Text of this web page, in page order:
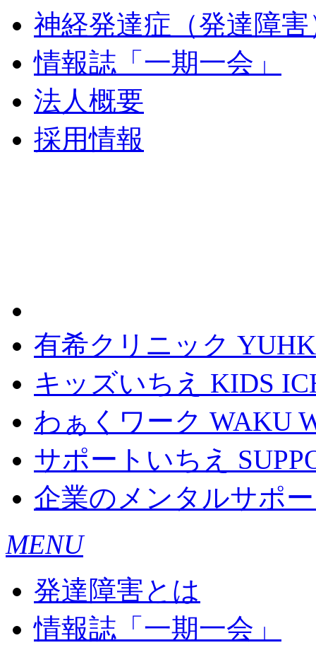
神経発達症（発達障
情報誌「一期一会」
法人概要
採用情報
有希クリニック
キッズいちえ KIDS
わぁくワーク WAKU
サポートいちえ
企業のメンタルサポ
MENU
発達障害とは
情報誌「一期一会」